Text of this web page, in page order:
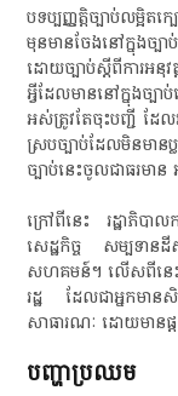
បទ​ប្បញ្ញត្តិ​ច្បាប់​លម្អិ
មុន​មាន​ចែង​នៅ​ក្នុង​
ដោយ​ច្បាប់​ស្តី​ពី​ការ​អនុ
អ្វី​ដែល​មាននៅ​ក្នុង​ច្បា
អស់​ត្រូវ​តែ​ចុះបញ្ជី​ ដែ
ស្របច្បាប់​ដែល​មិន​មា
ច្បាប់​នេះ​ចូល​ជា​ធរមាន​
ក្រៅពី​នេះ​ រដ្ឋាភិបាល​
សេដ្ឋកិច្ច​ សម្បទាន​
សហគមន៍​។​ លើស​ពី​នេះ​ រ
រដ្ឋ​ ដែល​ជា​អ្នកមាន​
សាធារណៈ​ ដោយ​មា
​បញ្ហាប្រឈម​